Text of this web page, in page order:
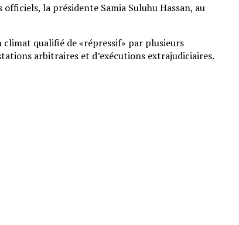
la présidente Samia Suluhu Hassan, au
climat qualifié de «répressif» par plusieurs
arbitraires et d’exécutions extrajudiciaires.